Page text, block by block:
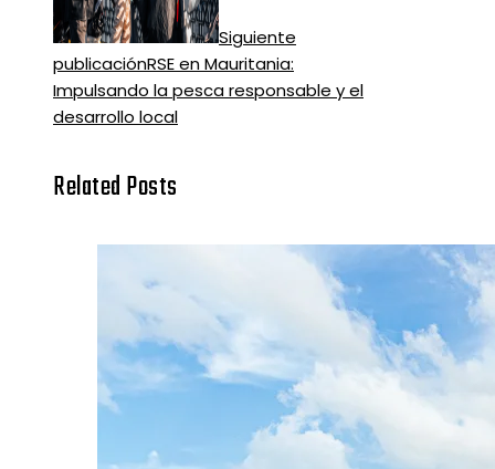
Siguiente
publicaciónRSE en Mauritania:
Impulsando la pesca responsable y el
desarrollo local
Related Posts